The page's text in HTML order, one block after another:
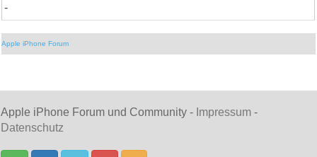
-
Apple iPhone Forum
Apple iPhone Forum und Community - Impressum -
Datenschutz